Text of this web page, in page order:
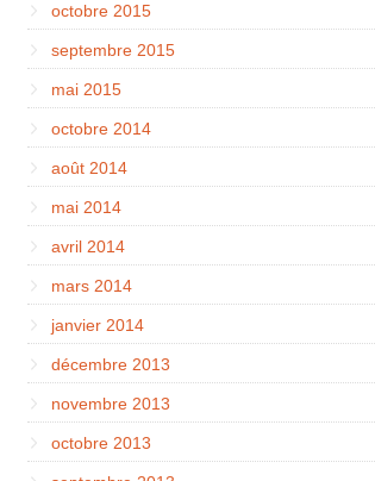
octobre 2015
septembre 2015
mai 2015
octobre 2014
août 2014
mai 2014
avril 2014
mars 2014
janvier 2014
décembre 2013
novembre 2013
octobre 2013